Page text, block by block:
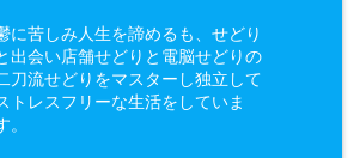
に苦しみ人生を諦めるも、せどり
出会い店舗せどりと電脳せどりの
刀流せどりをマスターし独立して
トレスフリーな生活をしていま
。